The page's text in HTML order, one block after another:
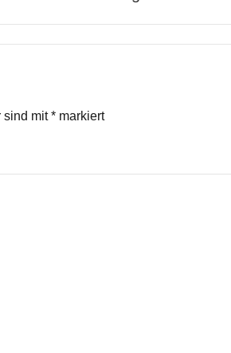
sind mit* markiert